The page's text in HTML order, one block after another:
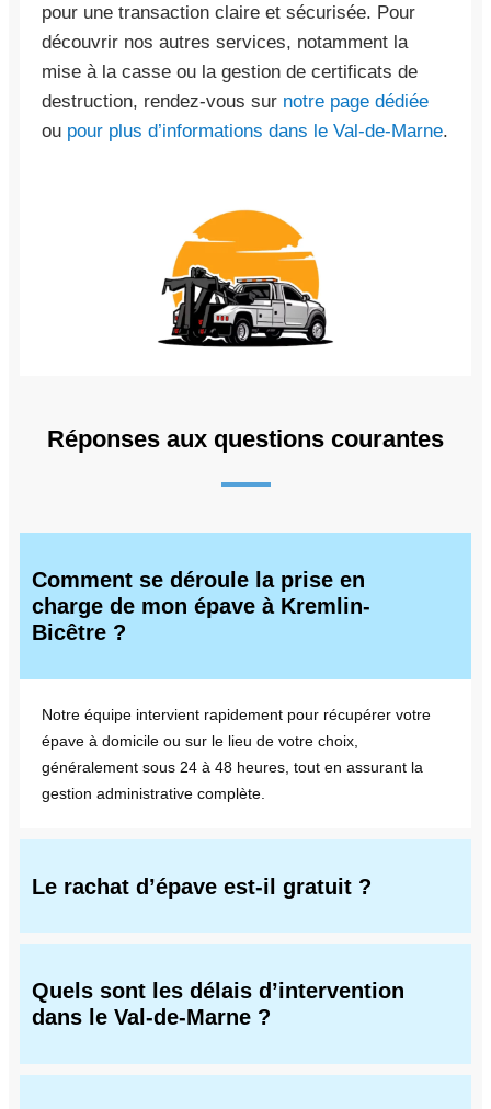
pour une transaction claire et sécurisée. Pour
découvrir nos autres services, notamment la
mise à la casse ou la gestion de certificats de
destruction, rendez-vous sur notre page dédiée
ou pour plus d’informations dans le Val-de-Marne.
Réponses aux questions courantes
Comment se déroule la prise en
charge de mon épave à Kremlin-
Bicêtre ?
Notre équipe intervient rapidement pour récupérer votre
épave à domicile ou sur le lieu de votre choix,
généralement sous 24 à 48 heures, tout en assurant la
gestion administrative complète.
Le rachat d’épave est-il gratuit ?
Quels sont les délais d’intervention
dans le Val-de-Marne ?